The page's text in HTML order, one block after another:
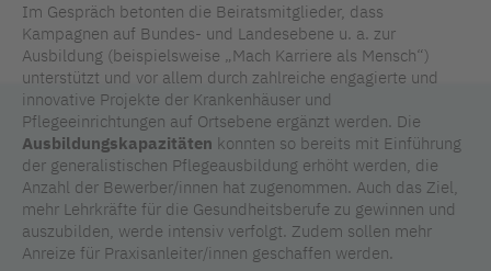
Im Gespräch betonten die Beiratsmitglieder, dass
Kampagnen auf Bundes- und Landesebene u. a. zur
Ausbildung (beispielsweise „Mach Karriere als Mensch“)
unterstützt und vor allem durch zahlreiche engagierte und
innovative Projekte der Krankenhäuser und
Pflegeeinrichtungen auf Ortsebene ergänzt werden. Die
Ausbildungskapazitäten konnten so bereits mit Einführung
der generalistischen Pflegeausbildung erhöht werden, die
Anzahl der Bewerber/innen hat zugenommen. Auch das Ziel,
mehr Lehrkräfte für die Gesundheitsberufe zu gewinnen und
auszubilden, werde intensiv verfolgt. Zudem sollen mehr
Anreize für Praxisanleiter/innen geschaffen werden.